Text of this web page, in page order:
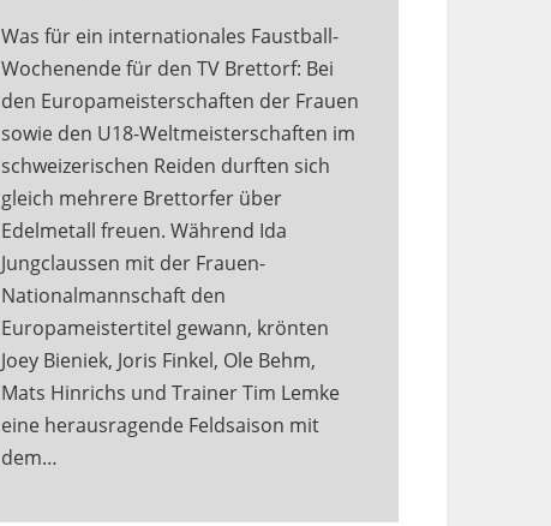
Was für ein internationales Faustball-
Wochenende für den TV Brettorf: Bei
den Europameisterschaften der Frauen
sowie den U18-Weltmeisterschaften im
schweizerischen Reiden durften sich
gleich mehrere Brettorfer über
Edelmetall freuen. Während Ida
Jungclaussen mit der Frauen-
Nationalmannschaft den
Europameistertitel gewann, krönten
Joey Bieniek, Joris Finkel, Ole Behm,
Mats Hinrichs und Trainer Tim Lemke
eine herausragende Feldsaison mit
dem…